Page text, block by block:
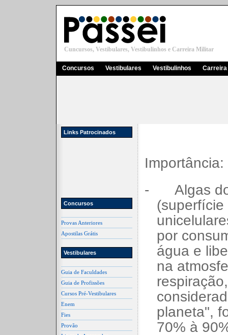
Cuncursos, Vestibulares, Vestibulinhos e Carreira Militar
Concursos Vestibulares Vestibulinhos
Links Patrocinados
Concursos
Provas Anteriores
Apostilas Grátis
Vestibulares
Guia de Faculdades
Guia de Profissões
Cursos Pré-Vestibulares
Enem
Fies
Provão
Importância:
-
Algas
por
água e
na
planeta",
70% à